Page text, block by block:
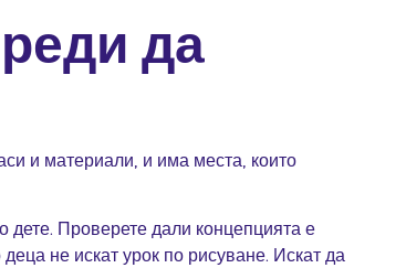
да
и материали, и има места, които
дете. Проверете дали концепцията е
не искат урок по рисуване. Искат да